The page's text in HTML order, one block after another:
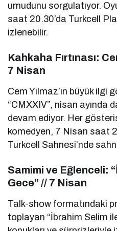
umudunu sorgulatıyor.
saat 20.30’da Turkcell
izlenebilir.
Kahkaha Fırtınası:
7 Nisan
Cem Yılmaz’ın büyük ilgi
“CMXXIV”, nisan ayında
devam ediyor. Her
komedyen, 7 Nisan saat
Turkcell Sahnesi’nde
Samimi ve Eğlenceli:
Gece” // 7 Nisan
Talk-show formatındaki
toplayan “İbrahim Selim